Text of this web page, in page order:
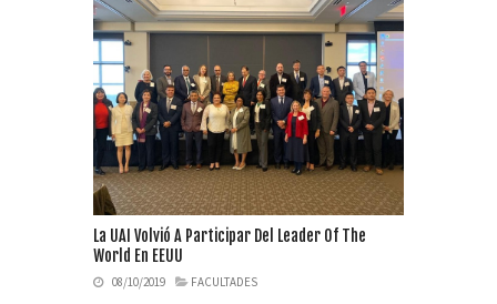
La UAI Volvió A Participar Del Leader Of The
World En EEUU
08/10/2019 FACULTADES